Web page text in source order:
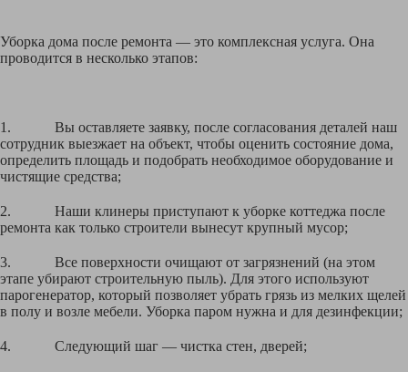
Уборка дома после ремонта — это комплексная услуга. Она
проводится в несколько этапов:
1. Вы оставляете заявку, после согласования деталей наш
сотрудник выезжает на объект, чтобы оценить состояние дома,
определить площадь и подобрать необходимое оборудование и
чистящие средства;
2. Наши клинеры приступают к уборке коттеджа после
ремонта как только строители вынесут крупный мусор;
3. Все поверхности очищают от загрязнений (на этом
этапе убирают строительную пыль). Для этого используют
парогенератор, который позволяет убрать грязь из мелких щелей
в полу и возле мебели. Уборка паром нужна и для дезинфекции;
4. Следующий шаг — чистка стен, дверей;